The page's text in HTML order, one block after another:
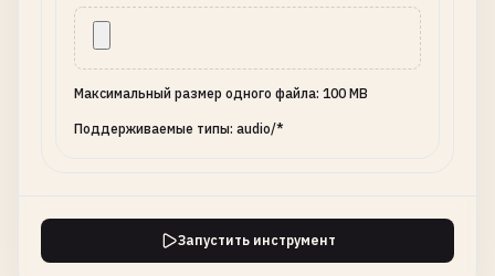
Максимальный размер одного файла: 100 MB
Поддерживаемые типы: audio/*
Запустить инструмент